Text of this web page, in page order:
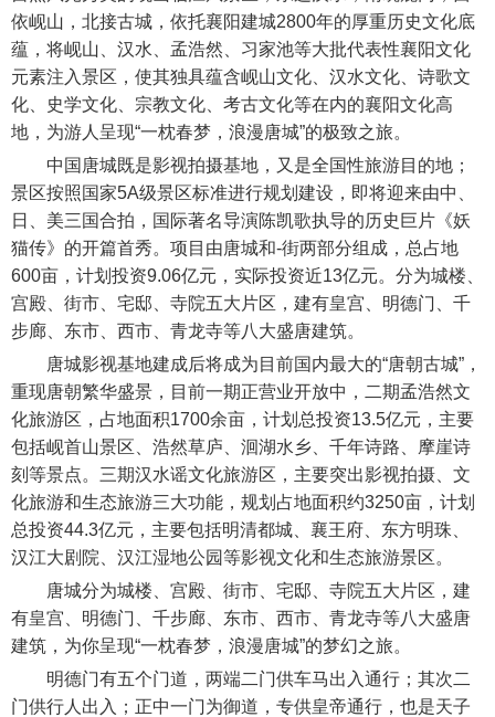
依岘山，北接古城，依托襄阳建城2800年的厚重历史文化底
蕴，将岘山、汉水、孟浩然、习家池等大批代表性襄阳文化
元素注入景区，使其独具蕴含岘山文化、汉水文化、诗歌文
化、史学文化、宗教文化、考古文化等在内的襄阳文化高
地，为游人呈现“一枕春梦，浪漫唐城”的极致之旅。
中国唐城既是影视拍摄基地，又是全国性旅游目的地；
景区按照国家5A级景区标准进行规划建设，即将迎来由中、
日、美三国合拍，国际著名导演陈凯歌执导的历史巨片《妖
猫传》的开篇首秀。项目由唐城和-街两部分组成，总占地
600亩，计划投资9.06亿元，实际投资近13亿元。分为城楼、
宫殿、街市、宅邸、寺院五大片区，建有皇宫、明德门、千
步廊、东市、西市、青龙寺等八大盛唐建筑。
唐城影视基地建成后将成为目前国内最大的“唐朝古城”，
重现唐朝繁华盛景，目前一期正营业开放中，二期孟浩然文
化旅游区，占地面积1700余亩，计划总投资13.5亿元，主要
包括岘首山景区、浩然草庐、洄湖水乡、千年诗路、摩崖诗
刻等景点。三期汉水谣文化旅游区，主要突出影视拍摄、文
化旅游和生态旅游三大功能，规划占地面积约3250亩，计划
总投资44.3亿元，主要包括明清都城、襄王府、东方明珠、
汉江大剧院、汉江湿地公园等影视文化和生态旅游景区。
唐城分为城楼、宫殿、街市、宅邸、寺院五大片区，建
有皇宫、明德门、千步廊、东市、西市、青龙寺等八大盛唐
建筑，为你呈现“一枕春梦，浪漫唐城”的梦幻之旅。
明德门有五个门道，两端二门供车马出入通行；其次二
门供行人出入；正中一门为御道，专供皇帝通行，也是天子